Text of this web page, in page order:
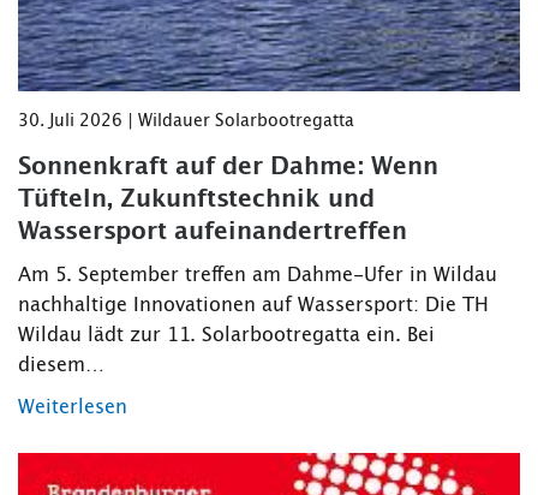
30. Juli 2026 | Wildauer Solarbootregatta
Sonnenkraft auf der Dahme: Wenn
Tüfteln, Zukunftstechnik und
Wassersport aufeinandertreffen
Am 5. September treffen am Dahme-Ufer in Wildau
nachhaltige Innovationen auf Wassersport: Die TH
Wildau lädt zur 11. Solarbootregatta ein. Bei
diesem…
Weiterlesen